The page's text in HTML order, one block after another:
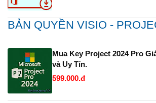
BẢN QUYỀN VISIO -
Mua Key Project 2024 Pro
và Uy Tín.
599.000.đ